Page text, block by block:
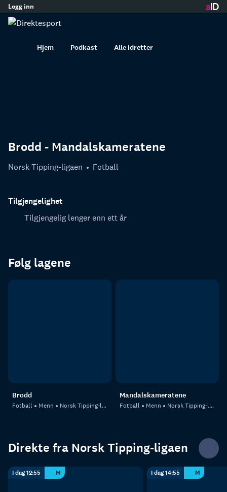
innhold
Logg inn
Hjem Podkast Alle idretter
Brodd - Mandalskameratene
Norsk Tipping-ligaen Fotball
Tilgjengelighet
Tilgjengelig lenger enn ett år
Følg lagene
Brodd
Fotball Menn Norsk Tipping-ligaen
Mandalskameratene
Fotball Menn Norsk Tipping-ligaen
Direkte fra Norsk Tipping-ligaen
I dag 12:55 M I dag 14:55 M